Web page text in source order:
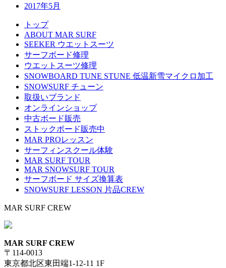
2017年5月
トップ
ABOUT MAR SURF
SEEKER ウエットスーツ
サーフボード修理
ウエットスーツ修理
SNOWBOARD TUNE STUNE 低温新雪マイクロ加工
SNOWSURF チューン
取扱いブランド
オンラインショップ
中古ボード販売
ストックボード販売中
MAR PROレッスン
サーフィンスクール体験
MAR SURF TOUR
MAR SNOWSURF TOUR
サーフボード サイズ換算表
SNOWSURF LESSON 片品CREW
MAR SURF CREW
MAR SURF CREW
〒114-0013
東京都北区東田端1-12-11 1F